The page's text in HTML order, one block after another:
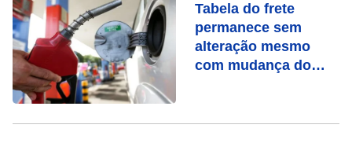
Tabela do frete
permanece sem
alteração mesmo
com mudança do